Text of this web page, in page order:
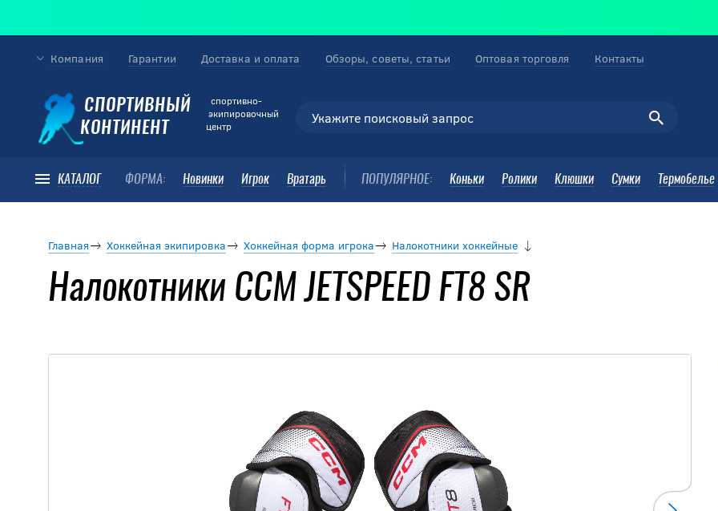
СПОРТИВНЫЙ
КОНТИНЕНТ
cпортивно-
экипировочный
центр
КАТАЛОГ ФОРМА: Новинки Игрок Вратарь ПОПУЛЯРНОЕ: Коньки Ролики Клюшки Сумки Термобелье
Компания Гарантии Доставка и оплата Обзоры, советы, статьи Оптовая торговля Контакты
Главная Хоккейная экипировка Хоккейная форма игрока Налокотники хоккейные
Налокотники CCM JETSPEED FT8 SR